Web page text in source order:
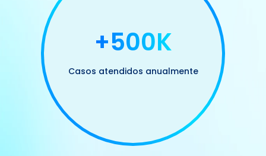
+500K
Casos atendidos anualmente